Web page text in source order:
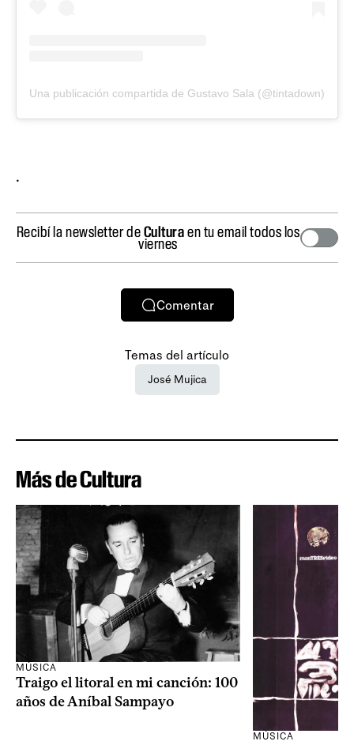
Una publicación compartida de Gustavo Sala (@tintadown)
.
Recibí la newsletter deCulturaen tu email todos los
viernes
Comentar
Temas del artículo
José Mujica
Más de Cultura
MÚSICA
Traigo el litoral en mi canción: 100
años de Aníbal Sampayo
MÚSICA